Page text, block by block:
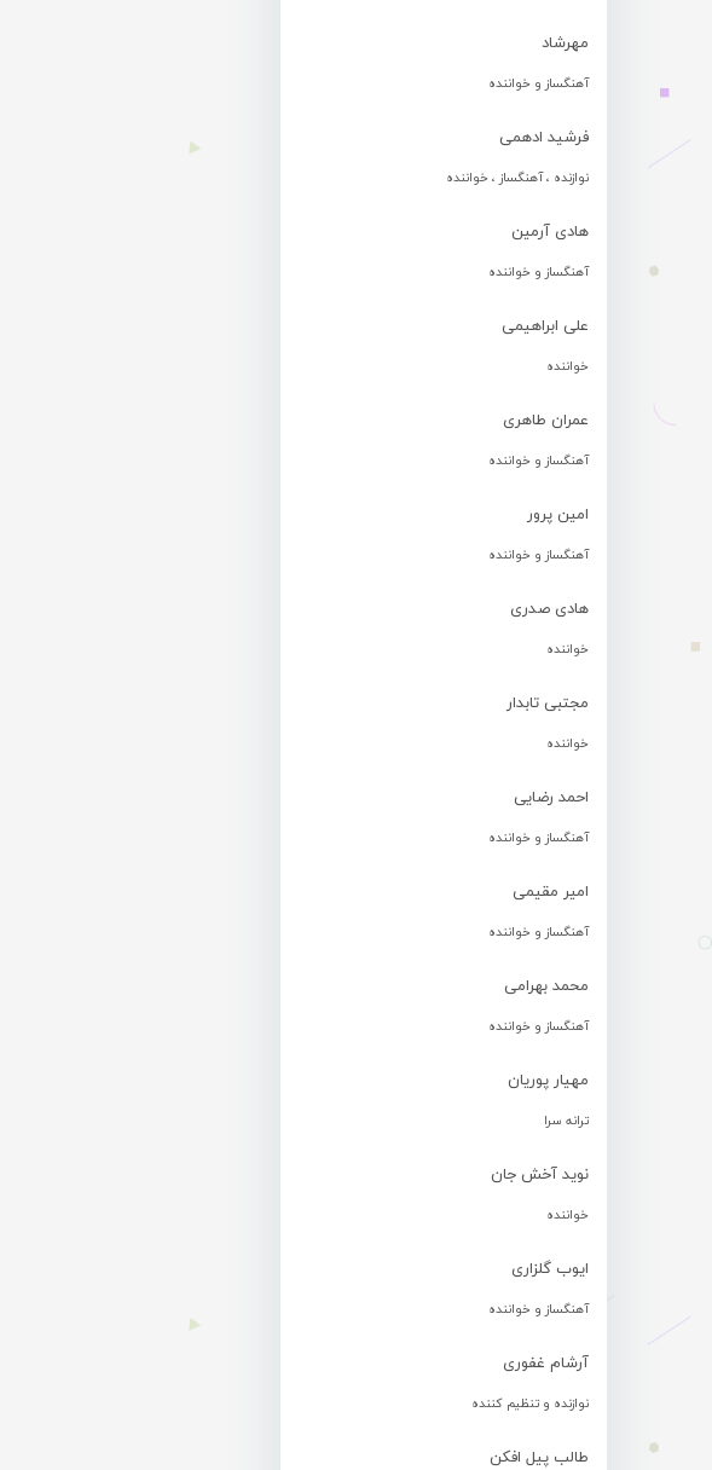
مهرشاد
آهنگساز و خواننده
فرشید ادهمی
نوازنده ، آهنگساز ، خواننده
هادی آرمین
آهنگساز و خواننده
علی ابراهیمی
خواننده
عمران طاهری
آهنگساز و خواننده
امین پرور
آهنگساز و خواننده
هادی صدری
خواننده
مجتبی تابدار
خواننده
احمد رضایی
آهنگساز و خواننده
امیر مقیمی
آهنگساز و خواننده
محمد بهرامی
آهنگساز و خواننده
مهیار پوریان
ترانه سرا
نوید آخش جان
خواننده
ایوب گلزاری
آهنگساز و خواننده
آرشام غفوری
نوازنده و تنظیم کننده
طالب پیل افکن